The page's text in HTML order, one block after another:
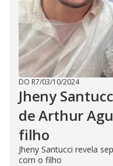
DO R7/03/10/2024
Jheny
de Arthur
filho
Jheny Santucci revela
com o filho